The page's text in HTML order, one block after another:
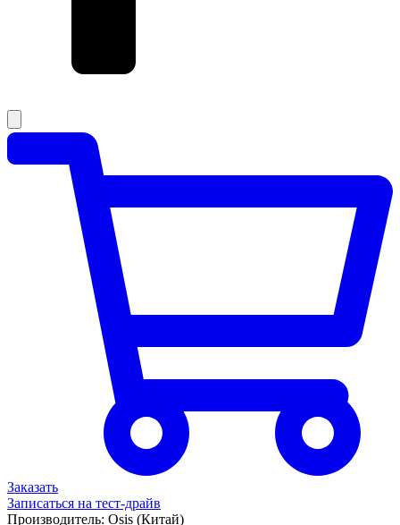
Заказать
Записаться на тест-драйв
Производитель: Osis (Китай)